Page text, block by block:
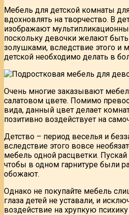
Мебель для детской комнаты
вдохновлять на творчество. В
изображают
поскольку девочки желают
золушками, вследствие этого и
детской необходимо делать в
Очень многие заказывают
салатовом цвете. Помимо
вида, данный цвет делает
позитивно воздействует на
Детство – период веселья и
вследствие этого вовсе
мебель одной расцветки.
чтобы в одном гарнитуре были
обожают.
Однако не покупайте мебель
глаза детей не уставали, и
воздействие на хрупкую